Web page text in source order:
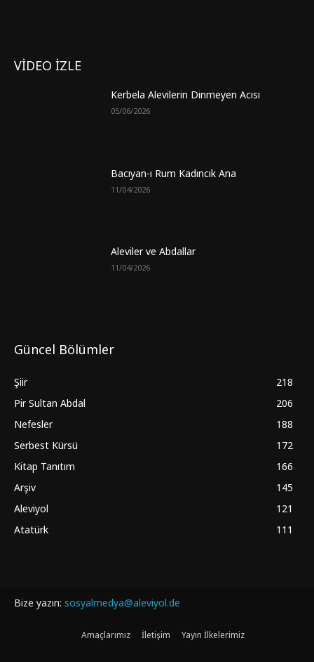
VİDEO İZLE
Kerbela Alevilerin Dinmeyen Acısı
05/06/2026
Bacıyan-ı Rum Kadıncık Ana
11/04/2026
Aleviler ve Abdallar
11/04/2026
Güncel Bölümler
Şiir
218
Pir Sultan Abdal
206
Nefesler
188
Serbest Kürsü
172
Kitap Tanıtım
166
Arşiv
145
Aleviyol
121
Atatürk
111
Bize yazın: sosyalmedya@aleviyol.de
Amaçlarımız İletişim Yayın İlkelerimiz